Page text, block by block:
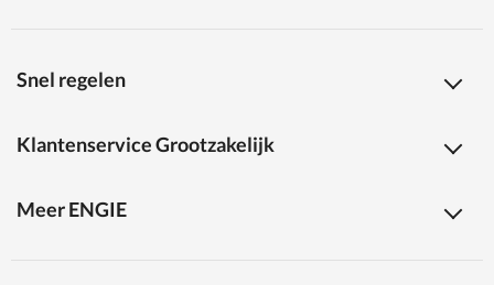
Snel regelen
Klantenservice Grootzakelijk
Meer ENGIE